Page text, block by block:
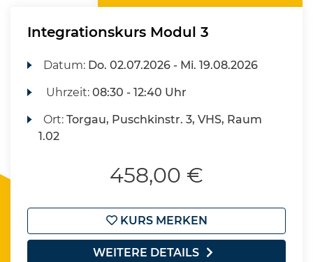
Integrationskurs Modul 3
Datum: Do. 02.07.2026 - Mi. 19.08.2026
Uhrzeit:08:30 - 12:40 Uhr
Ort:Torgau, Puschkinstr. 3, VHS, Raum
1.02
458,00 €
KURS MERKEN
WEITERE DETAILS